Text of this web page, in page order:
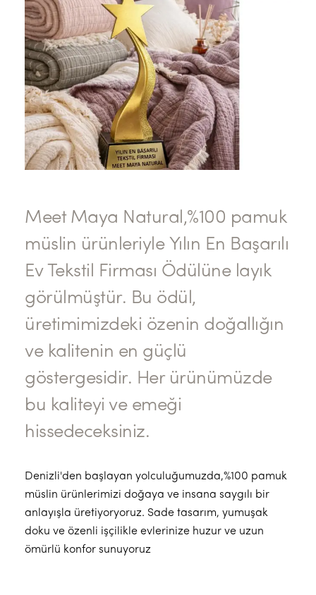
Meet Maya Natural,%100 pamuk
müslin ürünleriyle Yılın En Başarılı
Ev Tekstil Firması Ödülüne layık
görülmüştür. Bu ödül,
üretimimizdeki özenin doğallığın
ve kalitenin en güçlü
göstergesidir. Her ürünümüzde
bu kaliteyi ve emeği
hissedeceksiniz.
Denizli'den başlayan yolculuğumuzda,%100 pamuk
müslin ürünlerimizi doğaya ve insana saygılı bir
anlayışla üretiyoryoruz. Sade tasarım, yumuşak
doku ve özenli işçilikle evlerinize huzur ve uzun
ömürlü konfor sunuyoruz